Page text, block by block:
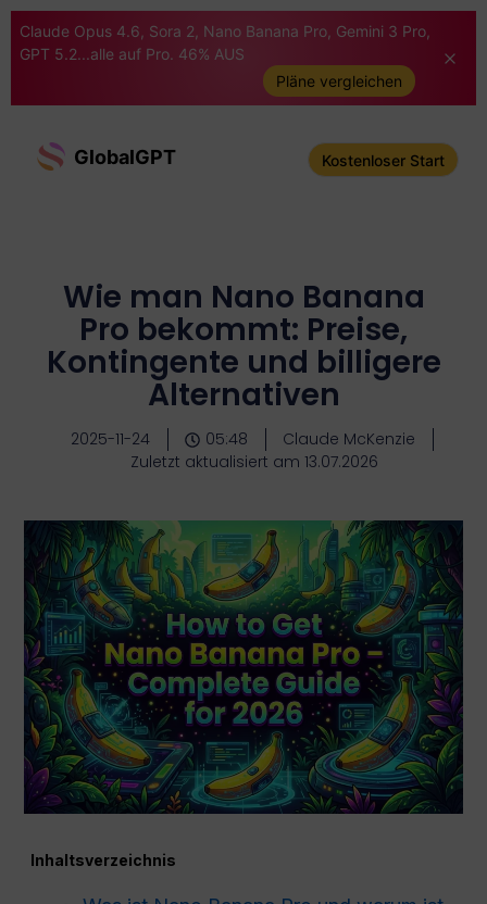
Claude Opus 4.6, Sora 2, Nano Banana Pro, Gemini 3 Pro,
GPT 5.2...alle auf Pro. 46% AUS
Pläne vergleichen
GlobalGPT Kostenloser Start
Wie man Nano Banana
Pro bekommt: Preise,
Kontingente und billigere
Alternativen
2025-11-24 05:48
Claude McKenzie
Zuletzt aktualisiert am 13.07.2026
Inhaltsverzeichnis